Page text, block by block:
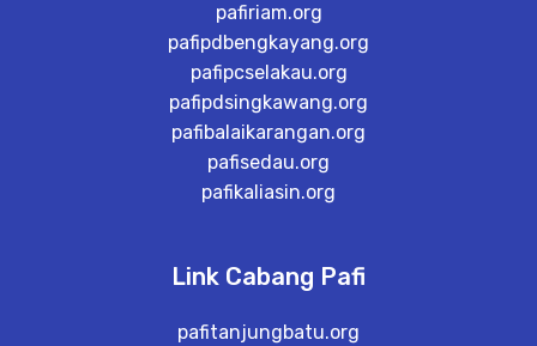
pafiriam.org
pafipdbengkayang.org
pafipcselakau.org
pafipdsingkawang.org
pafibalaikarangan.org
pafisedau.org
pafikaliasin.org
Link Cabang Pafi
pafitanjungbatu.org